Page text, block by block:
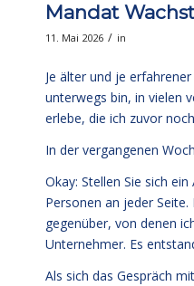
Mandat
11. Mai 2026 / in
Je älter und je
unterwegs bin, in vielen
erlebe, die ich zuvor
In der vergangenen
Okay: Stellen Sie sich
Personen an jeder
gegenüber, von denen
Unternehmer. Es
Als sich das Gespräch